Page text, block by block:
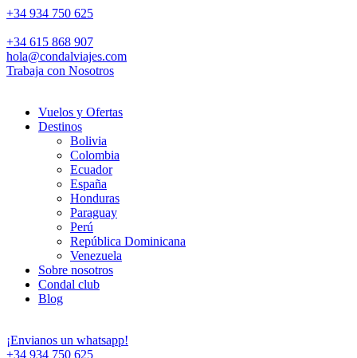
+34 934 750 625
+34 615 868 907
hola@condalviajes.com
Trabaja con Nosotros
Vuelos y Ofertas
Destinos
Bolivia
Colombia
Ecuador
España
Honduras
Paraguay
Perú
República Dominicana
Venezuela
Sobre nosotros
Condal club
Blog
¡Envianos un whatsapp!
+34 934 750 625